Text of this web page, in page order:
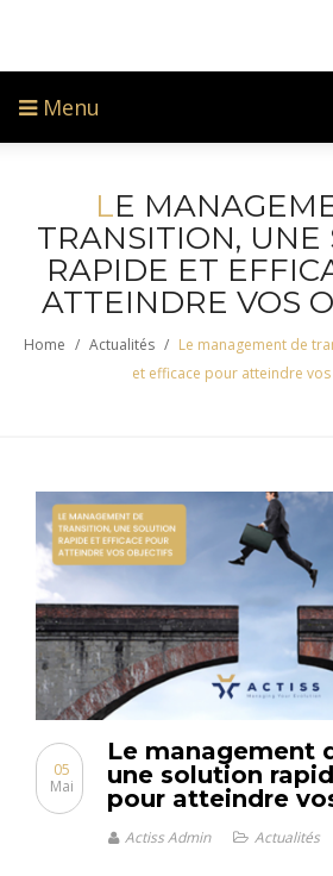
Menu
LE
TRANSITION, UNE
RAPIDE ET
ATTEINDRE VOS
Home / Actualités / Le management de
et efficace pour atteindre
Le management
une solution
pour atteindre
05
Mai
Actiss Admin Actualités